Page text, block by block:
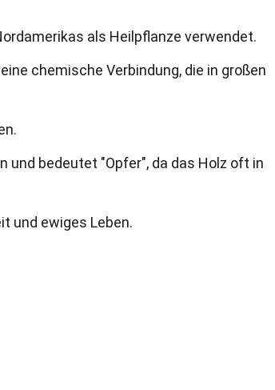
als Heilpflanze verwendet.
chemische Verbindung, die in großen
und bedeutet "Opfer", da das Holz oft in
und ewiges Leben.